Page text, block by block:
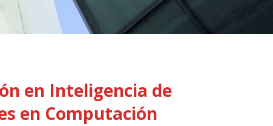
en Inteligencia de
en Computación